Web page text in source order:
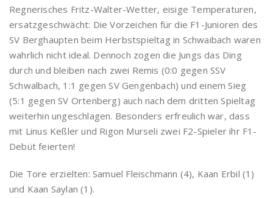
Regnerisches Fritz-Walter-Wetter, eisige Temperaturen,
ersatzgeschwächt: Die Vorzeichen für die F1-Junioren des
SV Berghaupten beim Herbstspieltag in Schwaibach waren
wahrlich nicht ideal. Dennoch zogen die Jungs das Ding
durch und bleiben nach zwei Remis (0:0 gegen SSV
Schwalbach, 1:1 gegen SV Gengenbach) und einem Sieg
(5:1 gegen SV Ortenberg) auch nach dem dritten Spieltag
weiterhin ungeschlagen. Besonders erfreulich war, dass
mit Linus Keßler und Rigon Murseli zwei F2-Spieler ihr F1-
Debüt feierten!
Die Tore erzielten: Samuel Fleischmann (4), Kaan Erbil (1)
und Kaan Saylan (1).